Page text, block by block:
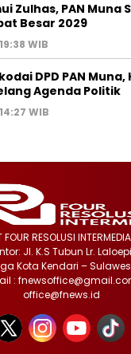
Zulhas, PAN Muna
Besar 2029
WIB
DPD PAN
Agenda Politik
WIB
FOUR RESOLUSI INTERMEDIA
Jl. K.S Tubun Lr.
Kota Kendari –
:
office@fnews.id